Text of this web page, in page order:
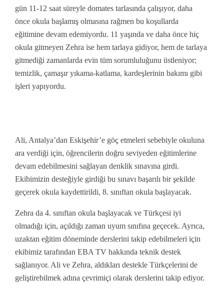
gün 11-12 saat süreyle domates tarlasında çalışıyor, daha
önce okula başlamış olmasına rağmen bu koşullarda
eğitimine devam edemiyordu. 11 yaşında ve daha önce hiç
okula gitmeyen Zehra ise hem tarlaya gidiyor, hem de tarlaya
gitmediği zamanlarda evin tüm sorumluluğunu üstleniyor;
temizlik, çamaşır yıkama-katlama, kardeşlerinin bakımı gibi
işleri yapıyordu.
Ali, Antalya’dan Eskişehir’e göç etmeleri sebebiyle okuluna
ara verdiği için, öğrencilerin doğru seviyeden eğitimlerine
devam edebilmesini sağlayan denklik sınavına girdi.
Ekibimizin desteğiyle girdiği bu sınavı başarılı bir şekilde
geçerek okula kaydettirildi, 8. sınıftan okula başlayacak.
Zehra da 4. sınıftan okula başlayacak ve Türkçesi iyi
olmadığı için, açıldığı zaman uyum sınıfına geçecek. Ayrıca,
uzaktan eğitim döneminde derslerini takip edebilmeleri için
ekibimiz tarafından EBA TV hakkında teknik destek
sağlanıyor. Ali ve Zehra, aldıkları destekle Türkçelerini de
geliştirebilmek adına çevrimiçi olarak derslerini takip ediyor.